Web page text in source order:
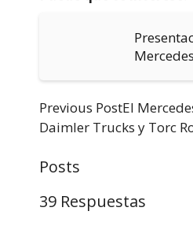
Previous PostEl
Daimler Trucks y Torc
Posts
39 Respuestas